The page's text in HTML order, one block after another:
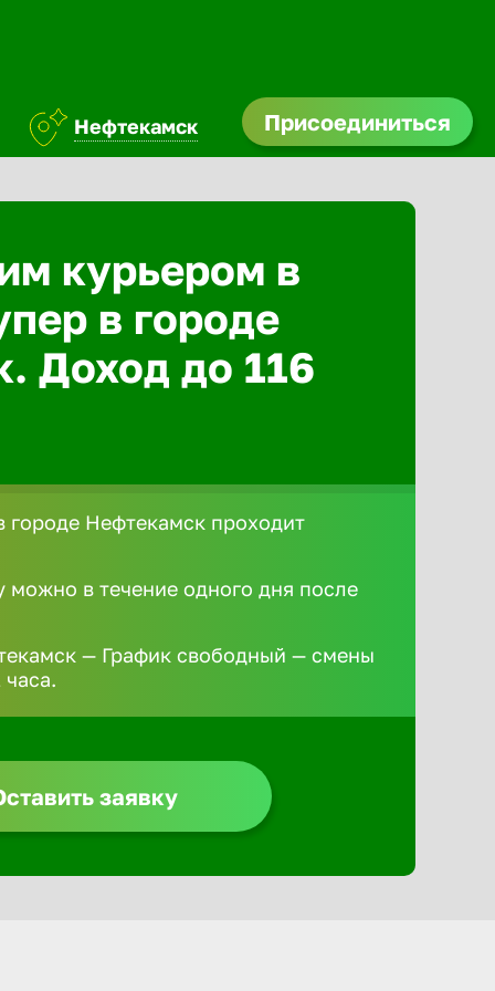
Нефтекамск Присоединиться
курьером в
в городе
Доход до 116
Нефтекамск проходит
можно в течение одного дня после
— График свободный — смены
заявку